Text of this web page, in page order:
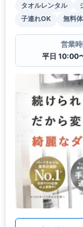
タオルレンタル
子連れOK
無料
営業
平日 10:00